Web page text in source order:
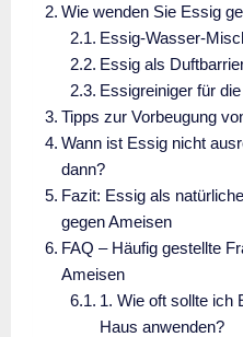
Wie wenden Sie Essig
Essig-Wasser-
Essig als
Essigreiniger für
Tipps zur Vorbeugung
Wann ist Essig nicht
dann?
Fazit: Essig als
gegen Ameisen
FAQ – Häufig gestellte
Ameisen
1. Wie oft sollte ich
Haus anwenden?